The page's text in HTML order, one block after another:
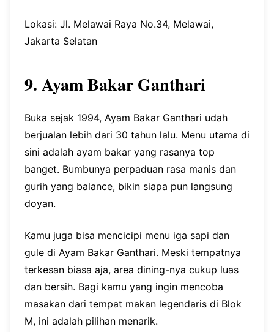
Lokasi: Jl. Melawai Raya No.34, Melawai,
Jakarta Selatan
9. Ayam Bakar Ganthari
Buka sejak 1994, Ayam Bakar Ganthari udah
berjualan lebih dari 30 tahun lalu. Menu utama di
sini adalah ayam bakar yang rasanya top
banget. Bumbunya perpaduan rasa manis dan
gurih yang balance, bikin siapa pun langsung
doyan.
Kamu juga bisa mencicipi menu iga sapi dan
gule di Ayam Bakar Ganthari. Meski tempatnya
terkesan biasa aja, area dining-nya cukup luas
dan bersih. Bagi kamu yang ingin mencoba
masakan dari tempat makan legendaris di Blok
M, ini adalah pilihan menarik.